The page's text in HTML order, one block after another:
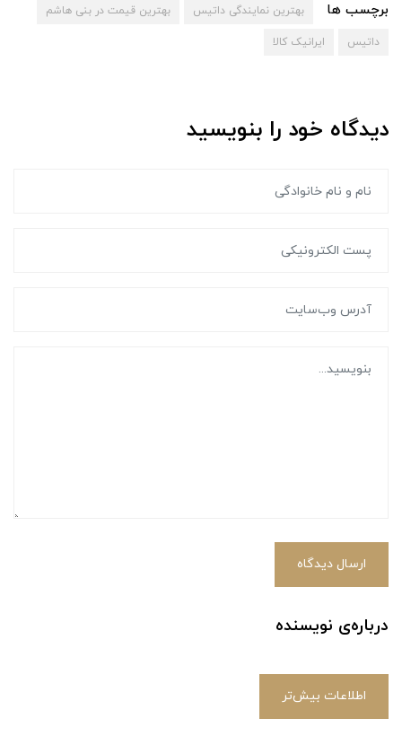
برچسب ها بهترین نمایندگی داتیس بهترین قیمت در بنی هاشم
داتیس ایرانیک کالا
دیدگاه خود را بنویسید
ارسال دیدگاه
درباره‌ی نویسنده
اطلاعات بیش‌تر